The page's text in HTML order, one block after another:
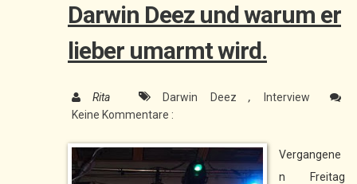
Darwin Deez und warum er
lieber umarmt wird.
Rita Darwin Deez,
Interview
Keine Kommentare :
Vergangene
n Freitag